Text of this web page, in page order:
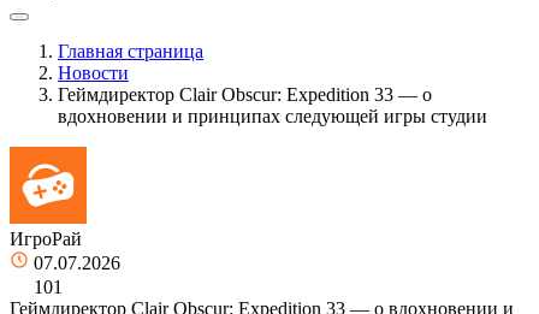
Главная страница
Новости
Геймдиректор Clair Obscur: Expedition 33 — о
вдохновении и принципах следующей игры студии
ИгроРай
07.07.2026
101
Геймдиректор Clair Obscur: Expedition 33 — о вдохновении и